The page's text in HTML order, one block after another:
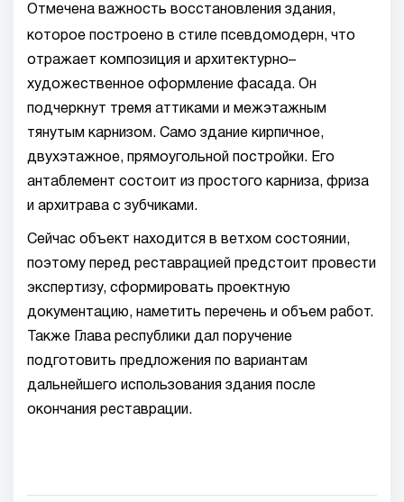
Отмечена важность восстановления здания,
которое построено в стиле псевдомодерн, что
отражает композиция и архитектурно–
художественное оформление фасада. Он
подчеркнут тремя аттиками и межэтажным
тянутым карнизом. Само здание кирпичное,
двухэтажное, прямоугольной постройки. Его
антаблемент состоит из простого карниза, фриза
и архитрава с зубчиками.
Сейчас объект находится в ветхом состоянии,
поэтому перед реставрацией предстоит провести
экспертизу, сформировать проектную
документацию, наметить перечень и объем работ.
Также Глава республики дал поручение
подготовить предложения по вариантам
дальнейшего использования здания после
окончания реставрации.